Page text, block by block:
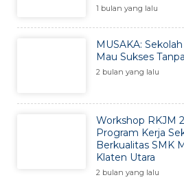
1 bulan yang lalu
MUSAKA:
Mau Sukses
2 bulan yang lalu
Workshop RKJM
Program Kerja
Berkualitas SMK
Klaten Utara
2 bulan yang lalu